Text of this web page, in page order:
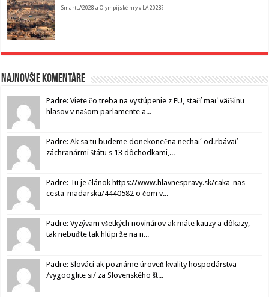
SmartLA2028 a Olympijské hry v LA 2028?
Najnovšie komentáre
Padre: Viete čo treba na vystúpenie z EU, stačí mať väčšinu
hlasov v našom parlamente a...
Padre: Ak sa tu budeme donekonečna nechať od.rbávať
záchranármi štátu s 13 dôchodkami,...
Padre: Tu je článok https://www.hlavnespravy.sk/caka-nas-
cesta-madarska/4440582 o čom v...
Padre: Vyzývam všetkých novinárov ak máte kauzy a dôkazy,
tak nebuďte tak hlúpi že na n...
Padre: Slováci ak poznáme úroveň kvality hospodárstva
/vygooglite si/ za Slovenského št...